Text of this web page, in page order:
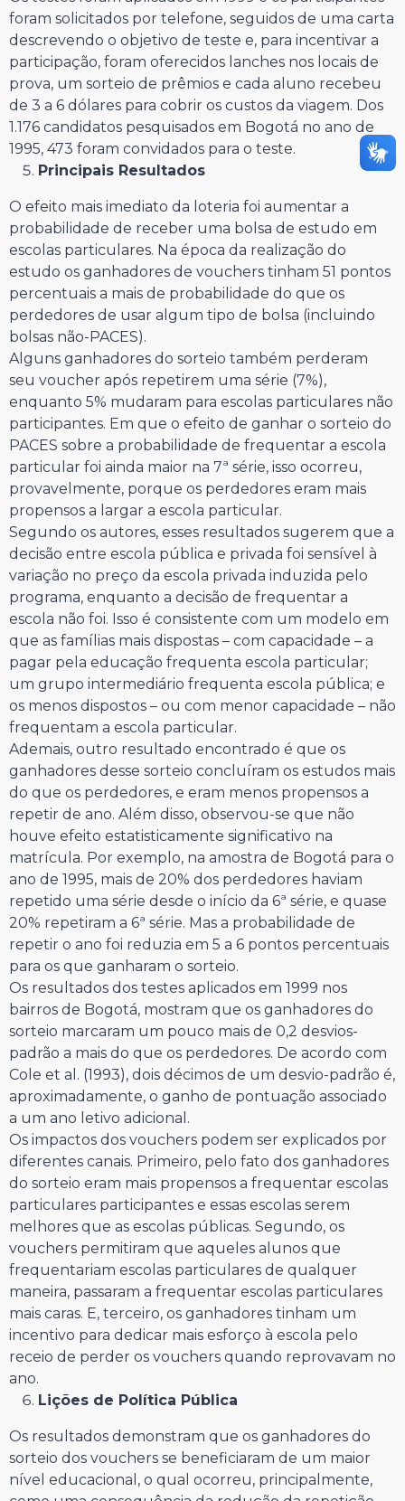
foram solicitados por telefone, seguidos de uma carta
descrevendo o objetivo de teste e, para incentivar a
participação, foram oferecidos lanches nos locais de
prova, um sorteio de prêmios e cada aluno recebeu
de 3 a 6 dólares para cobrir os custos da viagem. Dos
1.176 candidatos pesquisados em Bogotá no ano de
1995, 473 foram convidados para o teste.
Principais Resultados
O efeito mais imediato da loteria foi aumentar a
probabilidade de receber uma bolsa de estudo em
escolas particulares. Na época da realização do
estudo os ganhadores de vouchers tinham 51 pontos
percentuais a mais de probabilidade do que os
perdedores de usar algum tipo de bolsa (incluindo
bolsas não-PACES).
Alguns ganhadores do sorteio também perderam
seu voucher após repetirem uma série (7%),
enquanto 5% mudaram para escolas particulares não
participantes. Em que o efeito de ganhar o sorteio do
PACES sobre a probabilidade de frequentar a escola
particular foi ainda maior na 7ª série, isso ocorreu,
provavelmente, porque os perdedores eram mais
propensos a largar a escola particular.
Segundo os autores, esses resultados sugerem que a
decisão entre escola pública e privada foi sensível à
variação no preço da escola privada induzida pelo
programa, enquanto a decisão de frequentar a
escola não foi. Isso é consistente com um modelo em
que as famílias mais dispostas – com capacidade – a
pagar pela educação frequenta escola particular;
um grupo intermediário frequenta escola pública; e
os menos dispostos – ou com menor capacidade – não
frequentam a escola particular.
Ademais, outro resultado encontrado é que os
ganhadores desse sorteio concluíram os estudos mais
do que os perdedores, e eram menos propensos a
repetir de ano. Além disso, observou-se que não
houve efeito estatisticamente significativo na
matrícula. Por exemplo, na amostra de Bogotá para o
ano de 1995, mais de 20% dos perdedores haviam
repetido uma série desde o início da 6ª série, e quase
20% repetiram a 6ª série. Mas a probabilidade de
repetir o ano foi reduzia em 5 a 6 pontos percentuais
para os que ganharam o sorteio.
Os resultados dos testes aplicados em 1999 nos
bairros de Bogotá, mostram que os ganhadores do
sorteio marcaram um pouco mais de 0,2 desvios-
padrão a mais do que os perdedores. De acordo com
Cole et al. (1993), dois décimos de um desvio-padrão é,
aproximadamente, o ganho de pontuação associado
a um ano letivo adicional.
Os impactos dos vouchers podem ser explicados por
diferentes canais. Primeiro, pelo fato dos ganhadores
do sorteio eram mais propensos a frequentar escolas
particulares participantes e essas escolas serem
melhores que as escolas públicas. Segundo, os
vouchers permitiram que aqueles alunos que
frequentariam escolas particulares de qualquer
maneira, passaram a frequentar escolas particulares
mais caras. E, terceiro, os ganhadores tinham um
incentivo para dedicar mais esforço à escola pelo
receio de perder os vouchers quando reprovavam no
ano.
Lições de Política Pública
Os resultados demonstram que os ganhadores do
sorteio dos vouchers se beneficiaram de um maior
nível educacional, o qual ocorreu, principalmente,